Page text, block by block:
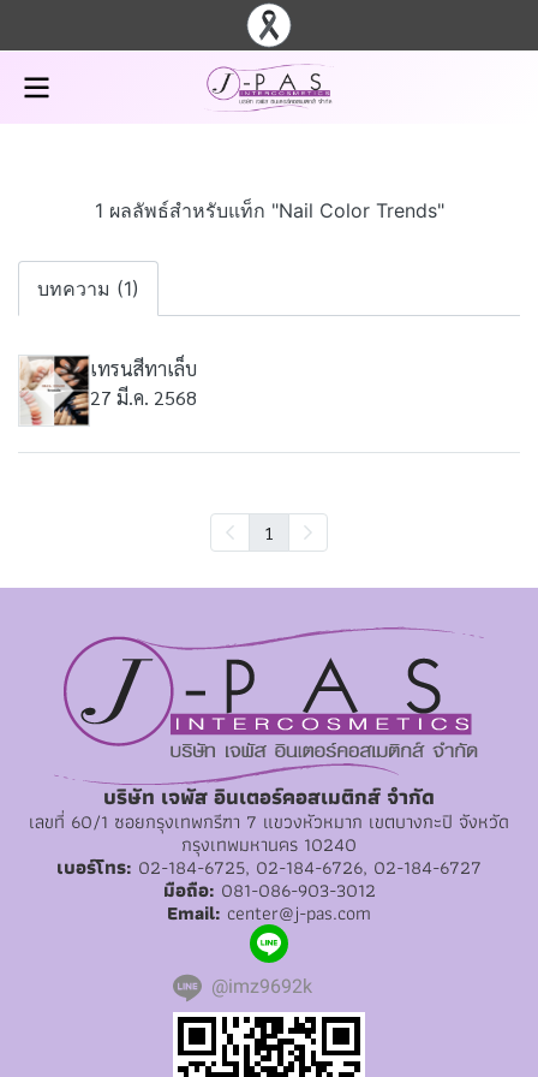
1 ผลลัพธ์สำหรับแท็ก "Nail Color Trends"
บทความ (1)
เทรนสีทาเล็บ
27 มี.ค. 2568
1
บริษัท เจพัส อินเตอร์คอสเมติกส์ จำกัด
เลขที่ 60/1 ซอยกรุงเทพกรีฑา 7 แขวงหัวหมาก เขตบางกะปิ จังหวัด
กรุงเทพมหานคร 10240
เบอร์โทร: 02-184-6725, 02-184-6726, 02-184-6727
มือถือ: 081-086-903-3012
Email: center@j-pas.com
@imz9692k